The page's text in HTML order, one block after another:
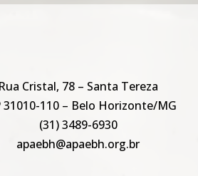
Rua Cristal, 78 – Santa Tereza
31010-110 – Belo Horizonte/MG
(31) 3489-6930
apaebh@apaebh.org.br